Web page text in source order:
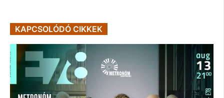
KAPCSOLÓDÓ CIKKEK